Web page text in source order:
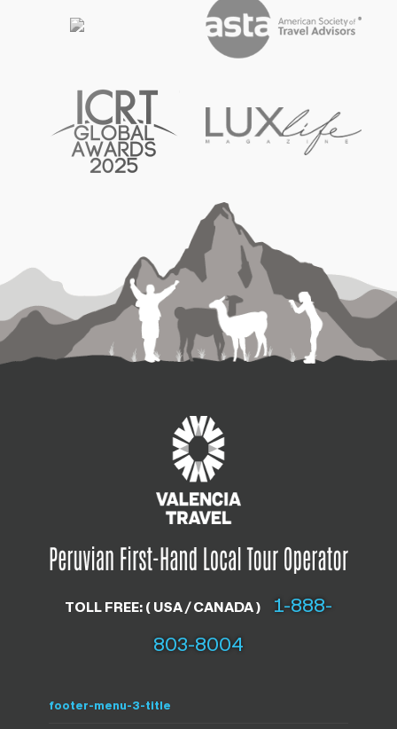
TOLL FREE: ( USA / CANADA )
1-888-
803-8004
footer-menu-3-title